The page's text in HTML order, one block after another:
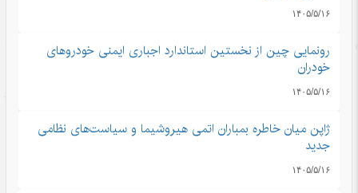
۱۴۰۵/۵/۱۶
رونمایی چین از نخستین استاندارد اجباری ایمنی خودروهای
خودران
۱۴۰۵/۵/۱۶
ژاپن میان خاطره بمباران اتمی هیروشیما و سیاست‌های نظامی
جدید
۱۴۰۵/۵/۱۶